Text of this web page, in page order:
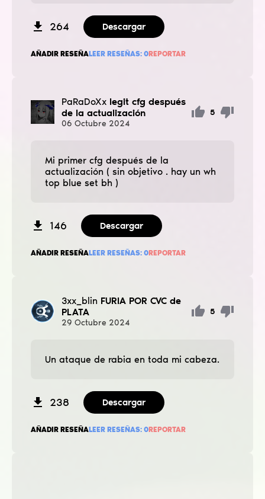
264 Descargar
AÑADIR RESEÑALEER RESEÑAS: 0REPORTAR
PaRaDoXx legit cfg después
de la actualización
06 Octubre 2024
5
Mi primer cfg después de la
actualización ( sin objetivo . hay un wh
top blue set bh )
146 Descargar
AÑADIR RESEÑALEER RESEÑAS: 0REPORTAR
3xx_blin FURIA POR CVC de
PLATA
29 Octubre 2024
5
Un ataque de rabia en toda mi cabeza.
238 Descargar
AÑADIR RESEÑALEER RESEÑAS: 0REPORTAR